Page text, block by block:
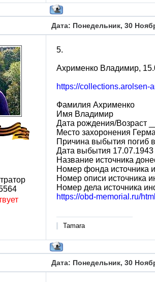
Дата: Понедельник, 30
5.
Ахрименко Владимир,
https://collections.arolsen-
Фамилия Ахрименко
Имя Владимир
Дата рождения/Возраст
Место захоронения
Причина выбытия погиб
Дата выбытия 17.07.1943
Название источника
Номер фонда источника
Номер описи источника
Номер дела источника
https://obd-memorial.ru/
Tamara
Дата: Понедельник, 30